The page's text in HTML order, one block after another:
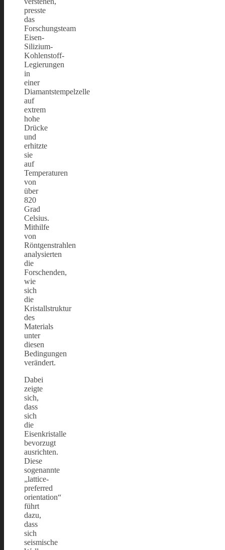
presste
das
Forschungsteam
Eisen-
Silizium-
Kohlenstoff-
Legierungen
in
einer
Diamantstempelzelle
auf
extrem
hohe
Drücke
und
erhitzte
sie
auf
Temperaturen
von
über
820
Grad
Celsius.
Mithilfe
von
Röntgenstrahlen
analysierten
die
Forschenden,
wie
sich
die
Kristallstruktur
des
Materials
unter
diesen
Bedingungen
verändert.
Dabei
zeigte
sich,
dass
sich
die
Eisenkristalle
bevorzugt
ausrichten.
Diese
sogenannte
„lattice-
preferred
orientation“
führt
dazu,
dass
sich
seismische